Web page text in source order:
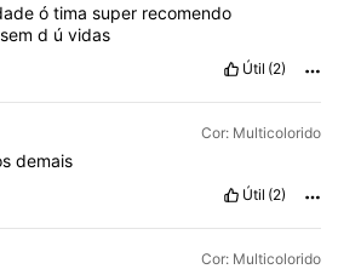
ó tima super recomendo
semd úvidas
Útil (2)
Cor: Multicolorido
demais
Útil (2)
Cor: Multicolorido